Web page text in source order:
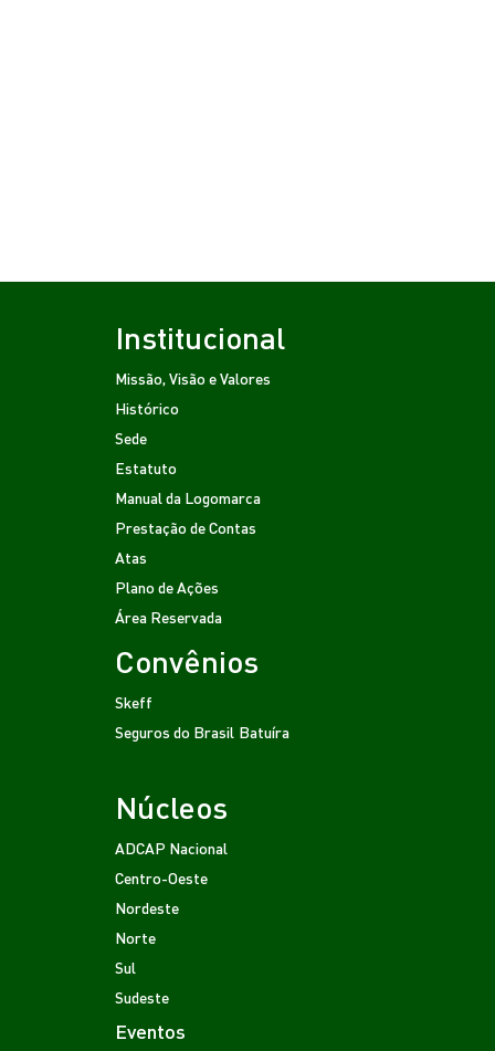
Institucional
Missão, Visão e Valores
Histórico
Sede
Estatuto
Manual da Logomarca
Prestação de Contas
Atas
Plano de Ações
Área Reservada
Convênios
Skeff
Seguros do Brasil Batuíra
Núcleos
ADCAP Nacional
Centro-Oeste
Nordeste
Norte
Sul
Sudeste
Eventos